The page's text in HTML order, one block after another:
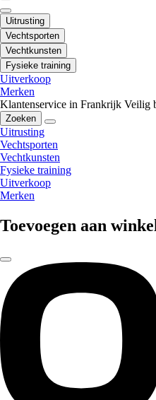
Uitrusting
Vechtsporten
Vechtkunsten
Fysieke training
Uitverkoop
Merken
Klantenservice in Frankrijk Veilig
Zoeken
Uitrusting
Vechtsporten
Vechtkunsten
Fysieke training
Uitverkoop
Merken
Toevoegen aan